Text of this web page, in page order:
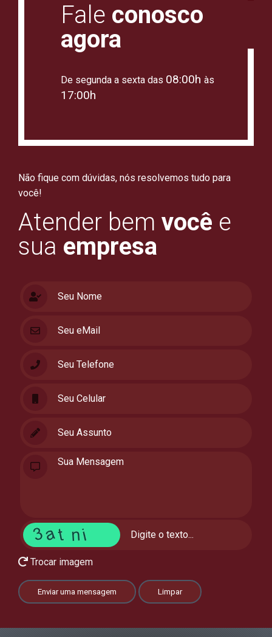
Fale conosco
agora
De segunda a sexta das 08:00h às
17:00h
Não fique com dúvidas, nós resolvemos tudo para
você!
Atender bem você e
sua empresa
Trocar imagem
Enviar uma mensagem Limpar